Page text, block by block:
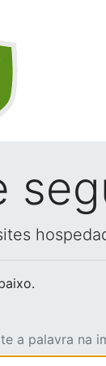
a palavra na